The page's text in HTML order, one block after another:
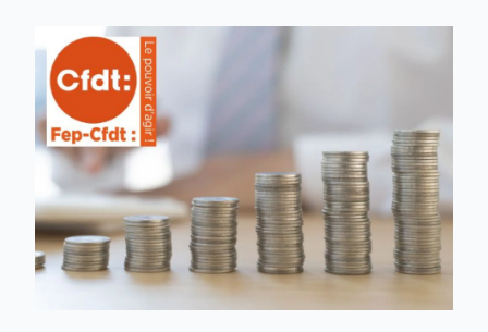
sur
Linkedin
sur
Facebook
sursurpar